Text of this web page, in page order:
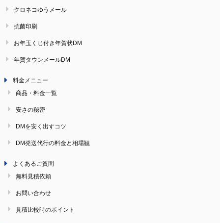
クロネコゆうメール
抗菌印刷
お年玉くじ付き年賀状DM
年賀タウンメールDM
料金メニュー
商品・料金一覧
安さの秘密
DMを安く出すコツ
DM発送代行の料金と相場観
よくあるご質問
無料見積依頼
お問い合わせ
見積比較時のポイント